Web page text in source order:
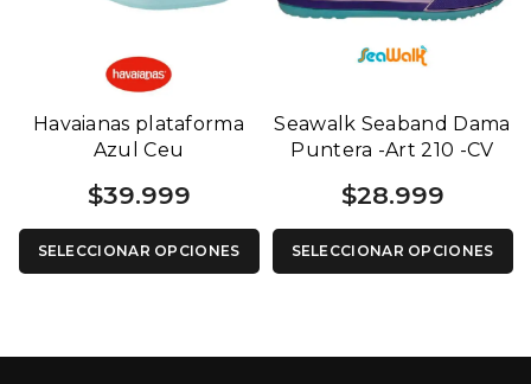
Havaianas plataforma
Azul Ceu
$39.999
SELECCIONAR OPCIONES
Seawalk Seaband Dama
Puntera -Art 210 -CV
$28.999
SELECCIONAR OPCIONES